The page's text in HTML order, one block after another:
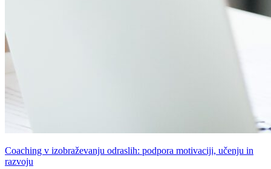
Coaching v izobraževanju odraslih: podpora motivaciji, učenju in
razvoju